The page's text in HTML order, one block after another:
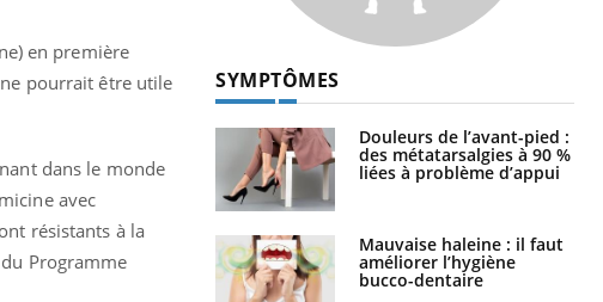
en première
pourrait être utile
dans le monde
avec
résistants à la
Programme
SYMPTÔMES
Douleurs de l’avant-pied :
des métatarsalgies à 90 %
liées à problème d’appui
Mauvaise haleine : il faut
améliorer l’hygiène
bucco-dentaire